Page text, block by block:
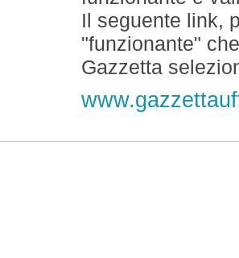
Il seguente link,
"funzionante"
Gazzetta